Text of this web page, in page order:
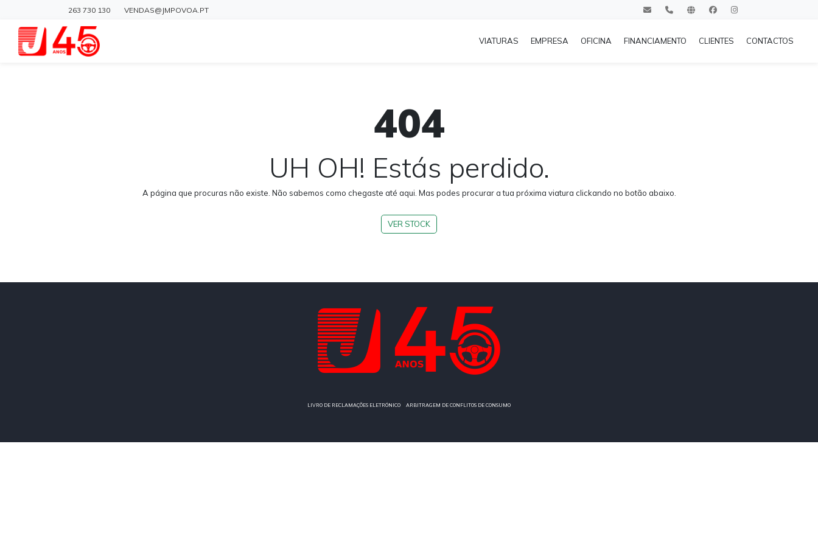
263 730 130 VENDAS@JMPOVOA.PT
VIATURAS EMPRESA OFICINA FINANCIAMENTO CLIENTES CONTACTOS
404
UH OH! Estás perdido.
A página que procuras não existe. Não sabemos como chegaste até aqui. Mas podes procurar a tua próxima viatura clickando no botão abaixo.
VER STOCK
LIVRO DE RECLAMAÇÕES ELETRÓNICO ARBITRAGEM DE CONFLITOS DE CONSUMO